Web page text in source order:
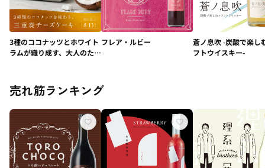
3種のココナッツとホワイト
ラムが織り成す、大人のため
Coconut-」
フレア・ルビー
蒼ノ息吹 -炭酸で楽し
フトウイスキー-
売れ筋ランキング